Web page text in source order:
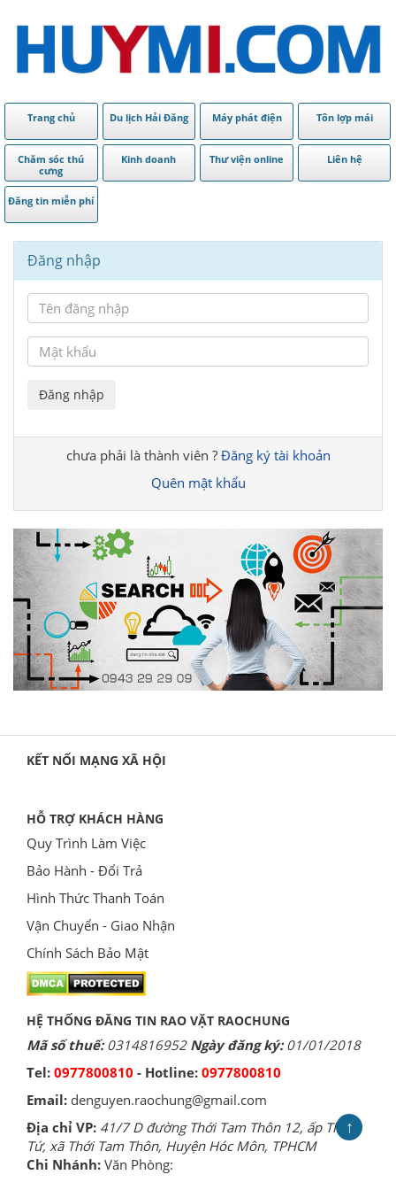
Trang chủ Du lịch Hải Đăng Máy phát điện Tôn lợp mái
Chăm sóc thú
cưng
Kinh doanh Thư viện online Liên hệ
Đăng tin miễn phí
Đăng nhập
Đăng nhập
chưa phải là thành viên ? Đăng ký tài khoản
Quên mật khẩu
KẾT NỐI MẠNG XÃ HỘI
HỖ TRỢ KHÁCH HÀNG
Quy Trình Làm Việc
Bảo Hành - Đổi Trả
Hình Thức Thanh Toán
Vận Chuyển - Giao Nhận
Chính Sách Bảo Mật
HỆ THỐNG ĐĂNG TIN RAO VẶT RAOCHUNG
Mã số thuế:0314816952Ngày đăng ký:01/01/2018
Tel: 0977800810 - Hotline: 0977800810
Email: denguyen.raochung@gmail.com
Địa chỉ VP: 41/7 D đường Thới Tam Thôn 12, ấp Thới
Tứ, xã Thới Tam Thôn, Huyện Hóc Môn, TPHCM
Chi Nhánh: Văn Phòng:
↑